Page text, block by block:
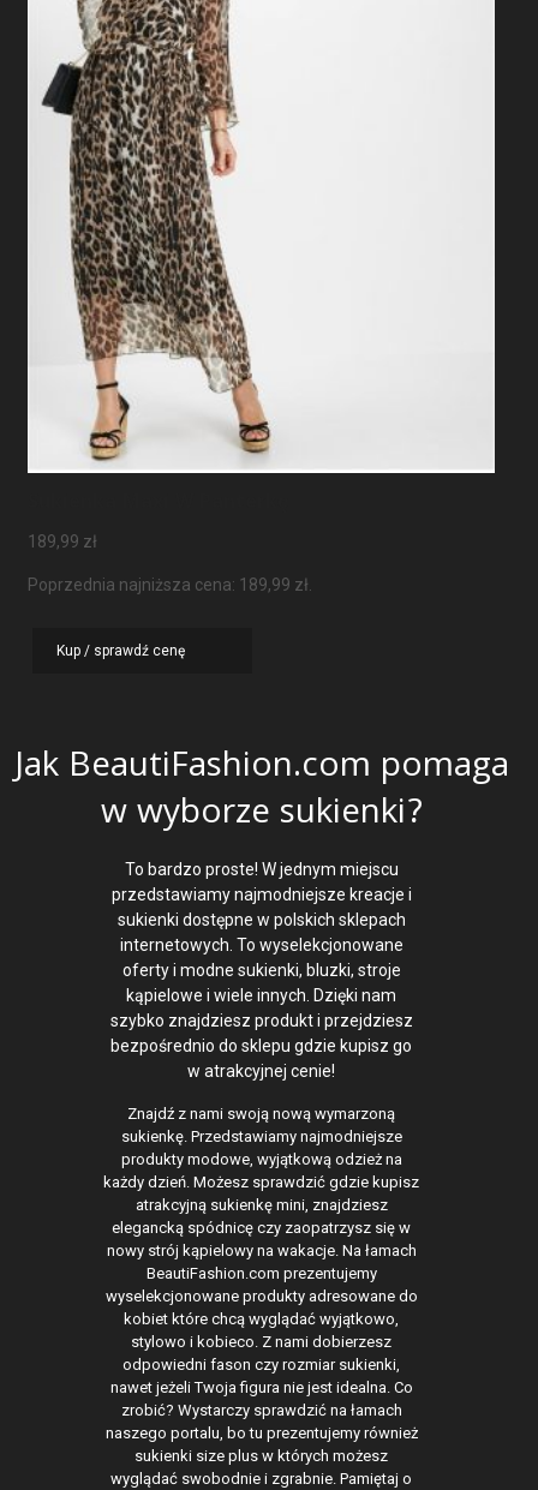
189,99 zł
Poprzednia najniższa cena: 189,99 zł.
Kup / sprawdź cenę
Jak BeautiFashion.com pomaga
w wyborze sukienki?
To bardzo proste! W jednym miejscu
przedstawiamy najmodniejsze kreacje i
sukienki dostępne w polskich sklepach
internetowych. To wyselekcjonowane
oferty i modne sukienki, bluzki, stroje
kąpielowe i wiele innych. Dzięki nam
szybko znajdziesz produkt i przejdziesz
bezpośrednio do sklepu gdzie kupisz go
w atrakcyjnej cenie!
Znajdź z nami swoją nową wymarzoną
sukienkę. Przedstawiamy najmodniejsze
produkty modowe, wyjątkową odzież na
każdy dzień. Możesz sprawdzić gdzie kupisz
atrakcyjną sukienkę mini, znajdziesz
elegancką spódnicę czy zaopatrzysz się w
nowy strój kąpielowy na wakacje. Na łamach
BeautiFashion.com prezentujemy
wyselekcjonowane produkty adresowane do
kobiet które chcą wyglądać wyjątkowo,
stylowo i kobieco. Z nami dobierzesz
odpowiedni fason czy rozmiar sukienki,
nawet jeżeli Twoja figura nie jest idealna. Co
zrobić? Wystarczy sprawdzić na łamach
naszego portalu, bo tu prezentujemy również
sukienki size plus w których możesz
wyglądać swobodnie i zgrabnie. Pamiętaj o